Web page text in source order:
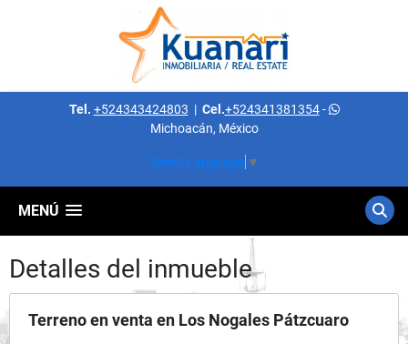
Tel. +524343424803 | Cel.+524341381354-
Michoacán, México
Select Language ▼
MENÚ
Detalles del inmueble
Terreno en venta en Los Nogales Pátzcuaro